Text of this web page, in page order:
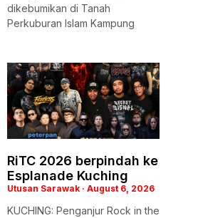
dikebumikan di Tanah
Perkuburan Islam Kampung
RiTC 2026 berpindah ke
Esplanade Kuching
Utusan Sarawak August 6, 2026
KUCHING: Penganjur Rock in the